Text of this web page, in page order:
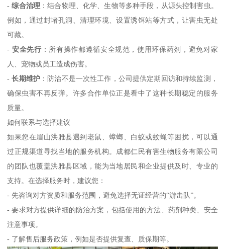
-综合治理 ：结合物理、化学、生物等多种手段，从源头控制害虫。
例如，通过封堵孔洞、清理环境、设置诱饵站等方式，让害虫无处
可藏。
- 安全先行：所有操作都遵循安全规范，使用环保药剂，避免对家
人、宠物或员工造成伤害。
-长期维护 ：防治不是一次性工作，公司提供定期回访和持续监测，
确保虫害不再反弹。许多合作单位正是看中了这种长期稳定的服务
质量。
如何联系与选择建议
如果您在眉山洪雅县遇到老鼠、蟑螂、白蚁或蚊蝇等困扰，可以通
过正规渠道寻找当地的服务机构。成都仁民有害生物服务有限公司
的团队也覆盖洪雅县区域，能为当地居民和企业提供及时、专业的
支持。在选择服务时，建议您：
- 先咨询对方资质和服务范围，避免选择无证经营的“游击队”。
- 要求对方提供详细的防治方案，包括使用的方法、药剂种类、安全
注意事项。
- 了解售后服务政策，例如是否提供复查、质保期等。